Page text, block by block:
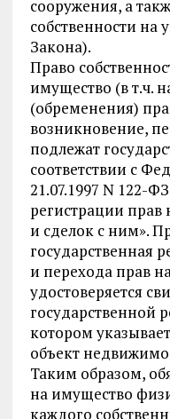
сооружения, а
собственности на
Закона).
Право
имущество (в т.ч.
(обременения)
возникновение,
подлежат
соответствии с
21.07.1997 N 122-
регистрации
и сделок с ним».
государственная
и перехода прав
удостоверяется
государственной
котором
объект
Таким образом,
на имущество
каждого